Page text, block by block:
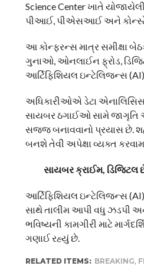
Science Center ખાતે
પીઆઈ, પીએસઆઈ અને
આ કોન્ફરન્સ માત્ર સમીક્ષા
ગુનાઓ, ઓનલાઈન ફ્રોડ,
આર્ટિફિશિયલ ઇન્ટેલિજન્સ
અધિકારીઓએ ડેટા
સાયબર ઠગાઈઓ સામે જાગૃતિ
સજ્જ બનાવવાનો પ્રયાસ છે.
બનશે તેવી અપેક્ષા વ્યક્ત
સાયબર ક્રાઈમ, ડિજિટલ
આર્ટિફિશિયલ ઇન્ટેલિજન્સ
સાથે તાલીમ આપી વધુ ઝડપી અને
ભવિષ્યની કામગીરી માટે
ગણાઈ રહ્યું છે.
RELATED ITEMS: BREAKING,